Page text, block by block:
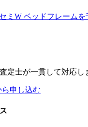
ミW ベッドフレーム
定士が一貫して対応し
申し込む